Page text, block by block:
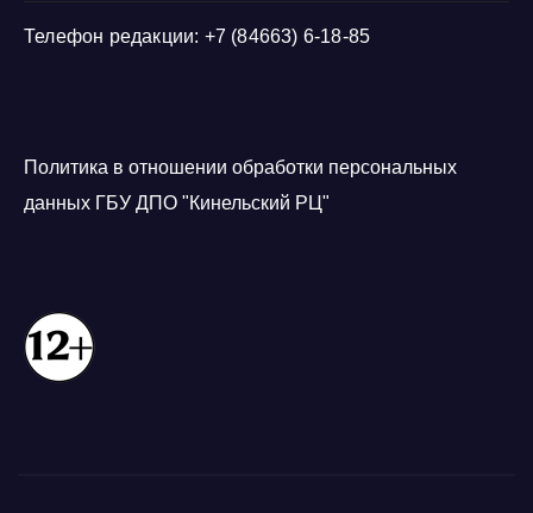
Телефон редакции: +7 (84663) 6-18-85
Политика в отношении обработки персональных
данных ГБУ ДПО "Кинельский РЦ"